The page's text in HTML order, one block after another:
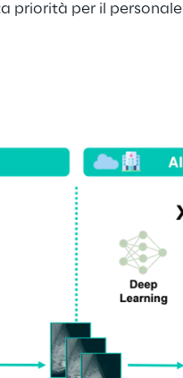
priorità per il personale